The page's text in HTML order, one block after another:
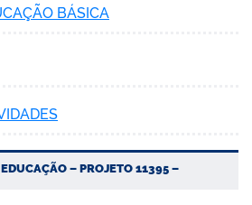
BÁSICA
– PROJETO 11395 –